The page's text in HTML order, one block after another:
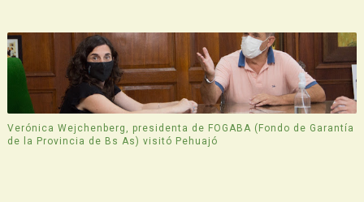
Verónica Wejchenberg, presidenta de FOGABA (Fondo de Garantía
de la Provincia de Bs As) visitó Pehuajó